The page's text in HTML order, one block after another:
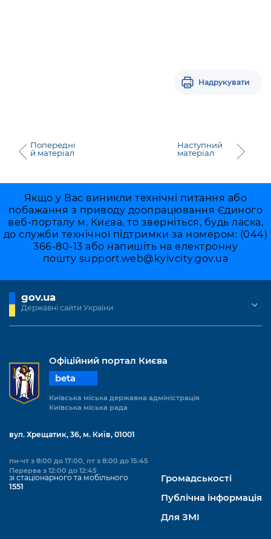
Надрукувати
Попередні
й матеріал
Наступний
матеріал
Якщо у Вас виникли технічні питання або
побажання з приводу доопрацювання Єдиного
веб-порталу м. Києва, то зверніться, будь ласка,
до служби технічної підтримки за номером: (044)
366-80-13 або напишіть на електронну
пошту support.web@kyivcity.gov.ua
gov.ua
Державні сайти України
Офіційний портал Києва
beta
Київська міська державна адміністрація
Київська міська рада
вул. Хрещатик, 36, м. Київ, 01001
пн-чт з 8:00 до 17:00, пт з 8:00 до 15:45
Перерва з 12:00 до 12:45
зі стаціонарного та мобільного
1551
Громадськості
Публічна інформація
Для ЗМІ